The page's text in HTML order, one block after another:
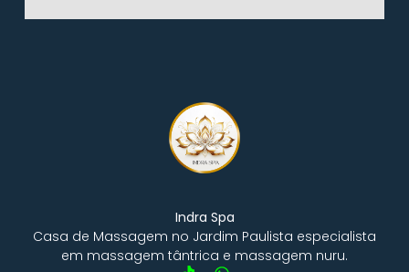
Indra Spa
Casa de Massagem no Jardim Paulista especialista
em massagem tântrica e massagem nuru.